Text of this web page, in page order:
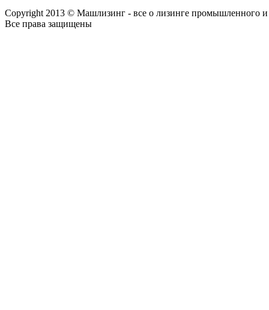
Copyright 2013 © Машлизинг - все о лизинге промышленного и
Все права защищены